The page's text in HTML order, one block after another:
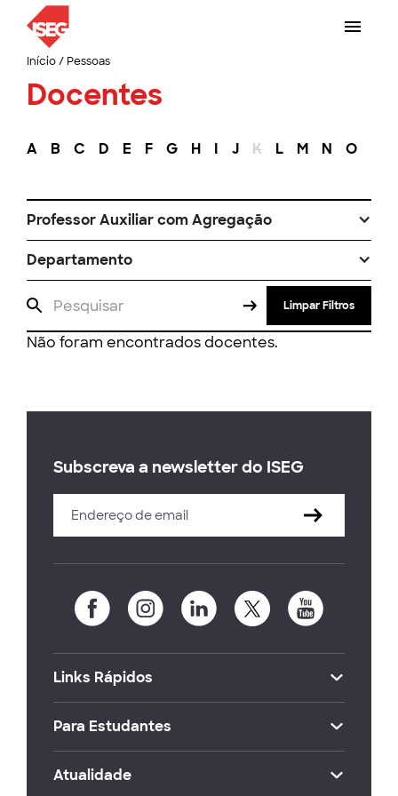
Início/ Pessoas
Docentes
A B C D E F G H I J K L M N O
Professor Auxiliar com Agregação
Departamento
Limpar Filtros
Não foram encontrados docentes.
Subscreva a newsletter do ISEG
Links Rápidos
Para Estudantes
Atualidade